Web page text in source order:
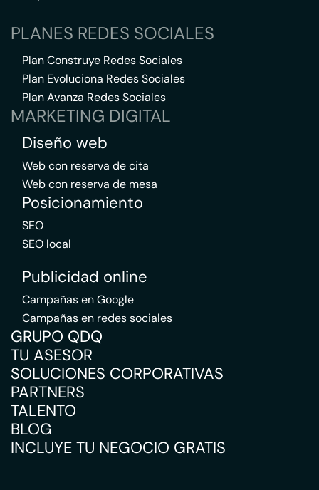
PLANES REDES SOCIALES
Plan Construye Redes Sociales
Plan Evoluciona Redes Sociales
Plan Avanza Redes Sociales
MARKETING DIGITAL
Diseño web
Web con reserva de cita
Web con reserva de mesa
Posicionamiento
SEO
SEO local
Publicidad online
Campañas en Google
Campañas en redes sociales
GRUPO QDQ
TU ASESOR
SOLUCIONES CORPORATIVAS
PARTNERS
TALENTO
BLOG
INCLUYE TU NEGOCIO GRATIS